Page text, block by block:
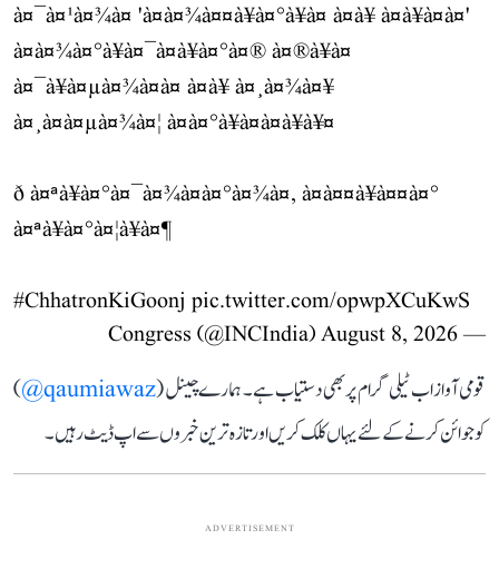
à¤¯à¤¹à¤¾à¤ 'à¤à¤¾à¤¤à¥à¤°à¥à¤ à¤à¥ à¤à¥à¤à¤'
à¤à¤¾à¤°à¥à¤¯à¤à¥à¤°à¤® à¤®à¥à¤
à¤¯à¥à¤µà¤¾à¤à¤ à¤à¥ à¤¸à¤¾à¤¥
à¤¸à¤à¤µà¤¾à¤¦ à¤à¤°à¥à¤à¤à¥à¥¤
ð à¤ªà¥à¤°à¤¯à¤¾à¤à¤°à¤¾à¤, à¤à¤¤à¥à¤¤à¤°
à¤ªà¥à¤°à¤¦à¥à¤¶
#ChhatronKiGoonj pic.twitter.com/opwpXCuKwS
— Congress (@INCIndia)
August 8, 2026
قومی آواز اب ٹیلی گرام پر بھی دستیاب ہے۔ ہمارے چینل (qaumiawaz@
)
کو جوائن کرنے کے لئے یہاں کلک کریں اور تازہ ترین خبروں سے اپ ڈیٹ رہیں۔
ADVERTISEMENT